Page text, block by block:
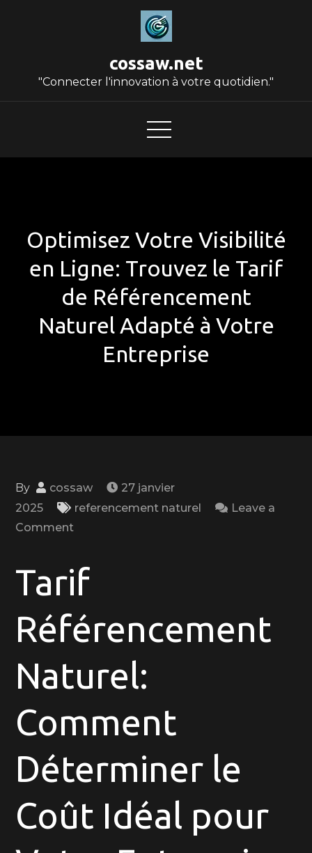
cossaw.net
"Connecter l'innovation à votre quotidien."
Optimisez Votre Visibilité
en Ligne: Trouvez le Tarif
de Référencement
Naturel Adapté à Votre
Entreprise
By cossaw
27 janvier
2025
referencement naturel
Leave a
Commenton
Votre
Ligne:
Trouvez
Tarif
Référencement
Adapté
à
Entreprise
Tarif
Référencement
Naturel:
Comment
Déterminer le
Coût Idéal pour